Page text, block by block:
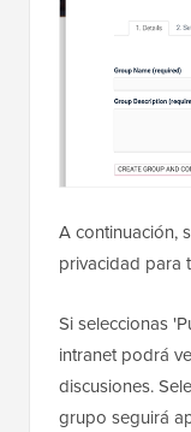
A continuación,
privacidad para
Si seleccionas
intranet podrá
discusiones.
grupo seguirá